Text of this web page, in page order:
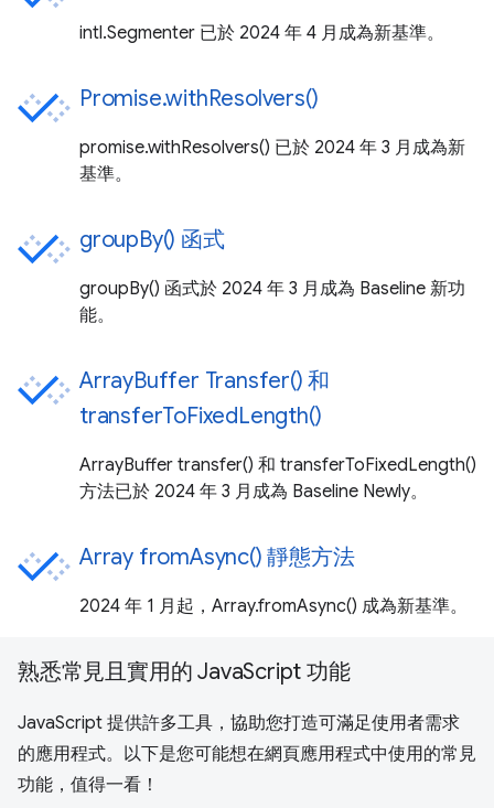
intl.Segmenter 已於 2024 年 4 月成為新基準。
Promise.withResolvers()
promise.withResolvers() 已於 2024 年 3 月成為新
基準。
groupBy() 函式
groupBy() 函式於 2024 年 3 月成為 Baseline 新功
能。
ArrayBuffer Transfer() 和
transferToFixedLength()
ArrayBuffer transfer() 和 transferToFixedLength()
方法已於 2024 年 3 月成為 Baseline Newly。
Array fromAsync() 靜態方法
2024 年 1 月起，Array.fromAsync() 成為新基準。
熟悉常見且實用的 JavaScript 功能
JavaScript 提供許多工具，協助您打造可滿足使用者需求
的應用程式。以下是您可能想在網頁應用程式中使用的常見
功能，值得一看！